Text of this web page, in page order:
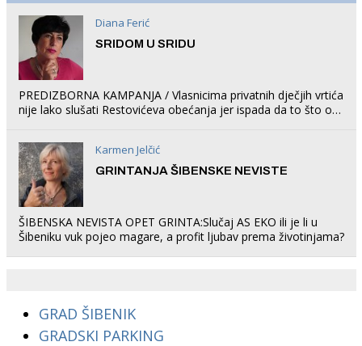
Diana Ferić
SRIDOM U SRIDU
PREDIZBORNA KAMPANJA / Vlasnicima privatnih dječjih vrtića
nije lako slušati Restovićeva obećanja jer ispada da to što oni
Karmen Jelčić
GRINTANJA ŠIBENSKE NEVISTE
ŠIBENSKA NEVISTA OPET GRINTA:Slučaj AS EKO ili je li u
Šibeniku vuk pojeo magare, a profit ljubav prema životinjama?
GRAD ŠIBENIK
GRADSKI PARKING